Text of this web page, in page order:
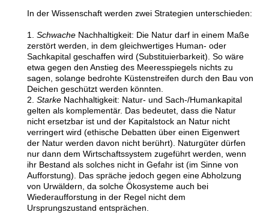
In der Wissenschaft werden zwei Strategien unterschieden:
1. Schwache Nachhaltigkeit: Die Natur darf in einem Maße
zerstört werden, in dem gleichwertiges Human- oder
Sachkapital geschaffen wird (Substituierbarkeit). So wäre
etwa gegen den Anstieg des Meeresspiegels nichts zu
sagen, solange bedrohte Küstenstreifen durch den Bau von
Deichen geschützt werden könnten.
2. Starke Nachhaltigkeit: Natur- und Sach-/Humankapital
gelten als komplementär. Das bedeutet, dass die Natur
nicht ersetzbar ist und der Kapitalstock an Natur nicht
verringert wird (ethische Debatten über einen Eigenwert
der Natur werden davon nicht berührt). Naturgüter dürfen
nur dann dem Wirtschaftssystem zugeführt werden, wenn
ihr Bestand als solches nicht in Gefahr ist (im Sinne von
Aufforstung). Das spräche jedoch gegen eine Abholzung
von Urwäldern, da solche Ökosysteme auch bei
Wiederaufforstung in der Regel nicht dem
Ursprungszustand entsprächen.